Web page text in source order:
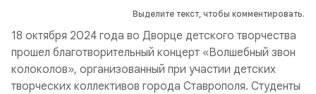
Выделите текст, чтобы комментировать.
18 октября 2024 года во Дворце детского творчества
прошел благотворительный концерт «Волшебный звон
колоколов», организованный при участии детских
творческих коллективов города Ставрополя. Студенты